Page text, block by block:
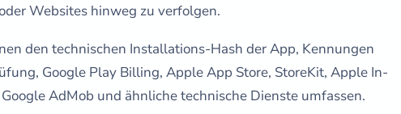
Websites hinweg zu verfolgen.
den technischen Installations-Hash der App, Kennungen
Google Play Billing, Apple App Store, StoreKit, Apple In-
AdMob und ähnliche technische Dienste umfassen.